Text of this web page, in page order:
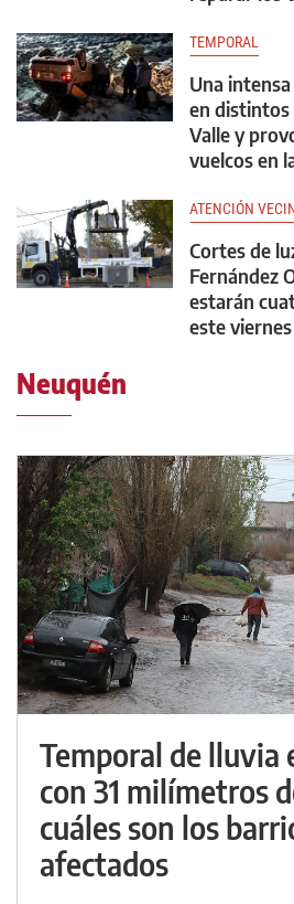
TEMPORAL
Una
en distintos
Valle y
vuelcos en
ATENCIÓN
Cortes de
Fernández
estarán
este viernes
Neuquén
Temporal de lluvia
con 31 milímetros
cuáles son los
afectados